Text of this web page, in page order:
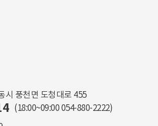
시 풍천면 도청대로 455
(18:00~09:00 054-880-2222)